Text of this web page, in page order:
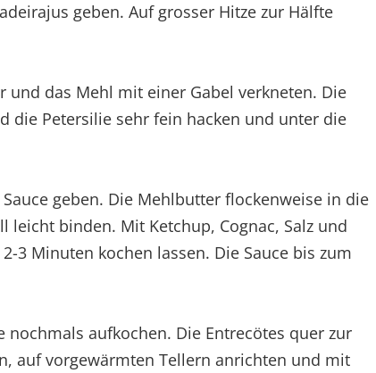
geben. Auf grosser Hitze zur Hälfte
und das Mehl mit einer Gabel verkneten. Die
die Petersilie sehr fein hacken und unter die
geben. Die Mehlbutter flockenweise in die
leicht binden. Mit Ketchup, Cognac, Salz und
3 Minuten kochen lassen. Die Sauce bis zum
nochmals aufkochen. Die Entrecötes quer zur
auf vorgewärmten Tellern anrichten und mit